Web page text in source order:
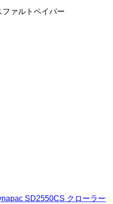
ァルトペイバー
SD2550CS クローラー